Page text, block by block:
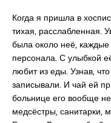
Когда я пришла в
тихая, расслабленная.
была около неё,
персонала. С улыбкой
любит из еды. Узнав,
записывали. И чай ей
больнице его вообще
медсёстры, санитарки,